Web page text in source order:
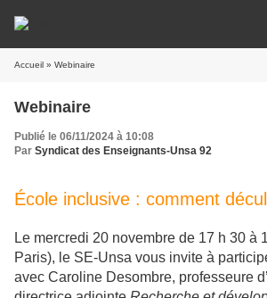
Accueil » Webinaire
Webinaire
Publié le 06/11/2024 à 10:08
Par Syndicat des Enseignants-Unsa 92
École inclusive : comment
Le mercredi 20 novembre de 17 h 30 à
Paris), le SE-Unsa vous invite à
avec Caroline Desombre, professeure